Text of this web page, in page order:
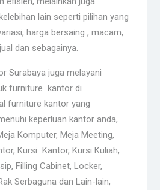
lain seperti pilihan yang
harga bersaing , macam,
dan sebagainya.
Surabaya juga melayani
furniture kantor di
furniture kantor yang
keperluan kantor anda,
Komputer, Meja Meeting,
Kursi Kantor, Kursi Kuliah,
Filling Cabinet, Locker,
Serbaguna dan Lain-lain,